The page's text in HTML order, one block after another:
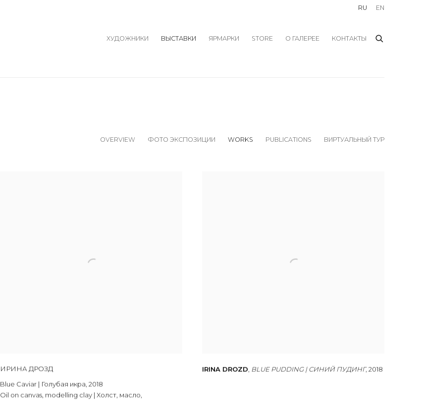
ХУДОЖНИКИ ВЫСТАВКИ ЯРМАРКИ STORE О ГАЛЕРЕЕ КОНТАКТЫ
RU EN
OVERVIEW ФОТО ЭКСПОЗИЦИИ WORKS PUBLICATIONS ВИРТУАЛЬНЫЙ ТУР
ИРИНА ДРОЗД
Blue Caviar | Голубая икра, 2018
Oil on canvas, modelling clay | Холст, масло,
IRINA DROZD, BLUE PUDDING | СИНИЙ ПУДИНГ,2018